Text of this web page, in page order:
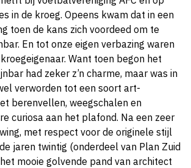
in de kroeg. Opeens kwam dat in een
toen de kans zich voordeed om te
En tot onze eigen verbazing waren
Want toen begon het
had zeker z’n charme, maar was in
verworden tot een soort art-
berenvellen, weegschalen en
curiosa aan het plafond. Na een zeer
met respect voor de originele stijl
jaren twintig (onderdeel van Plan Zuid
mooie golvende pand van architect